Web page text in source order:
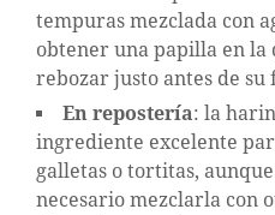
tempuras mezclada con
obtener una papilla en
rebozar justo antes de
En repostería: la
ingrediente excelente
galletas o tortitas,
necesario mezclarla con